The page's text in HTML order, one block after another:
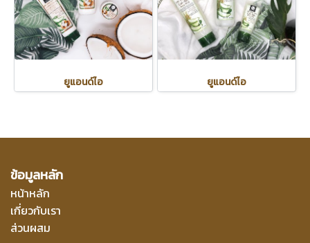
ยูแอนด์ไอ ยูแอนด์ไอ
ข้อมูลหลัก
หน้าหลัก
เกี่ยวกับเรา
ส่วนผสม